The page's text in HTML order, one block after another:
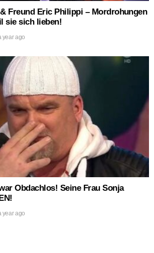
Freund Eric Philippi – Mordrohungen
sie sich lieben!
year ago
Obdachlos! Seine Frau Sonja
year ago